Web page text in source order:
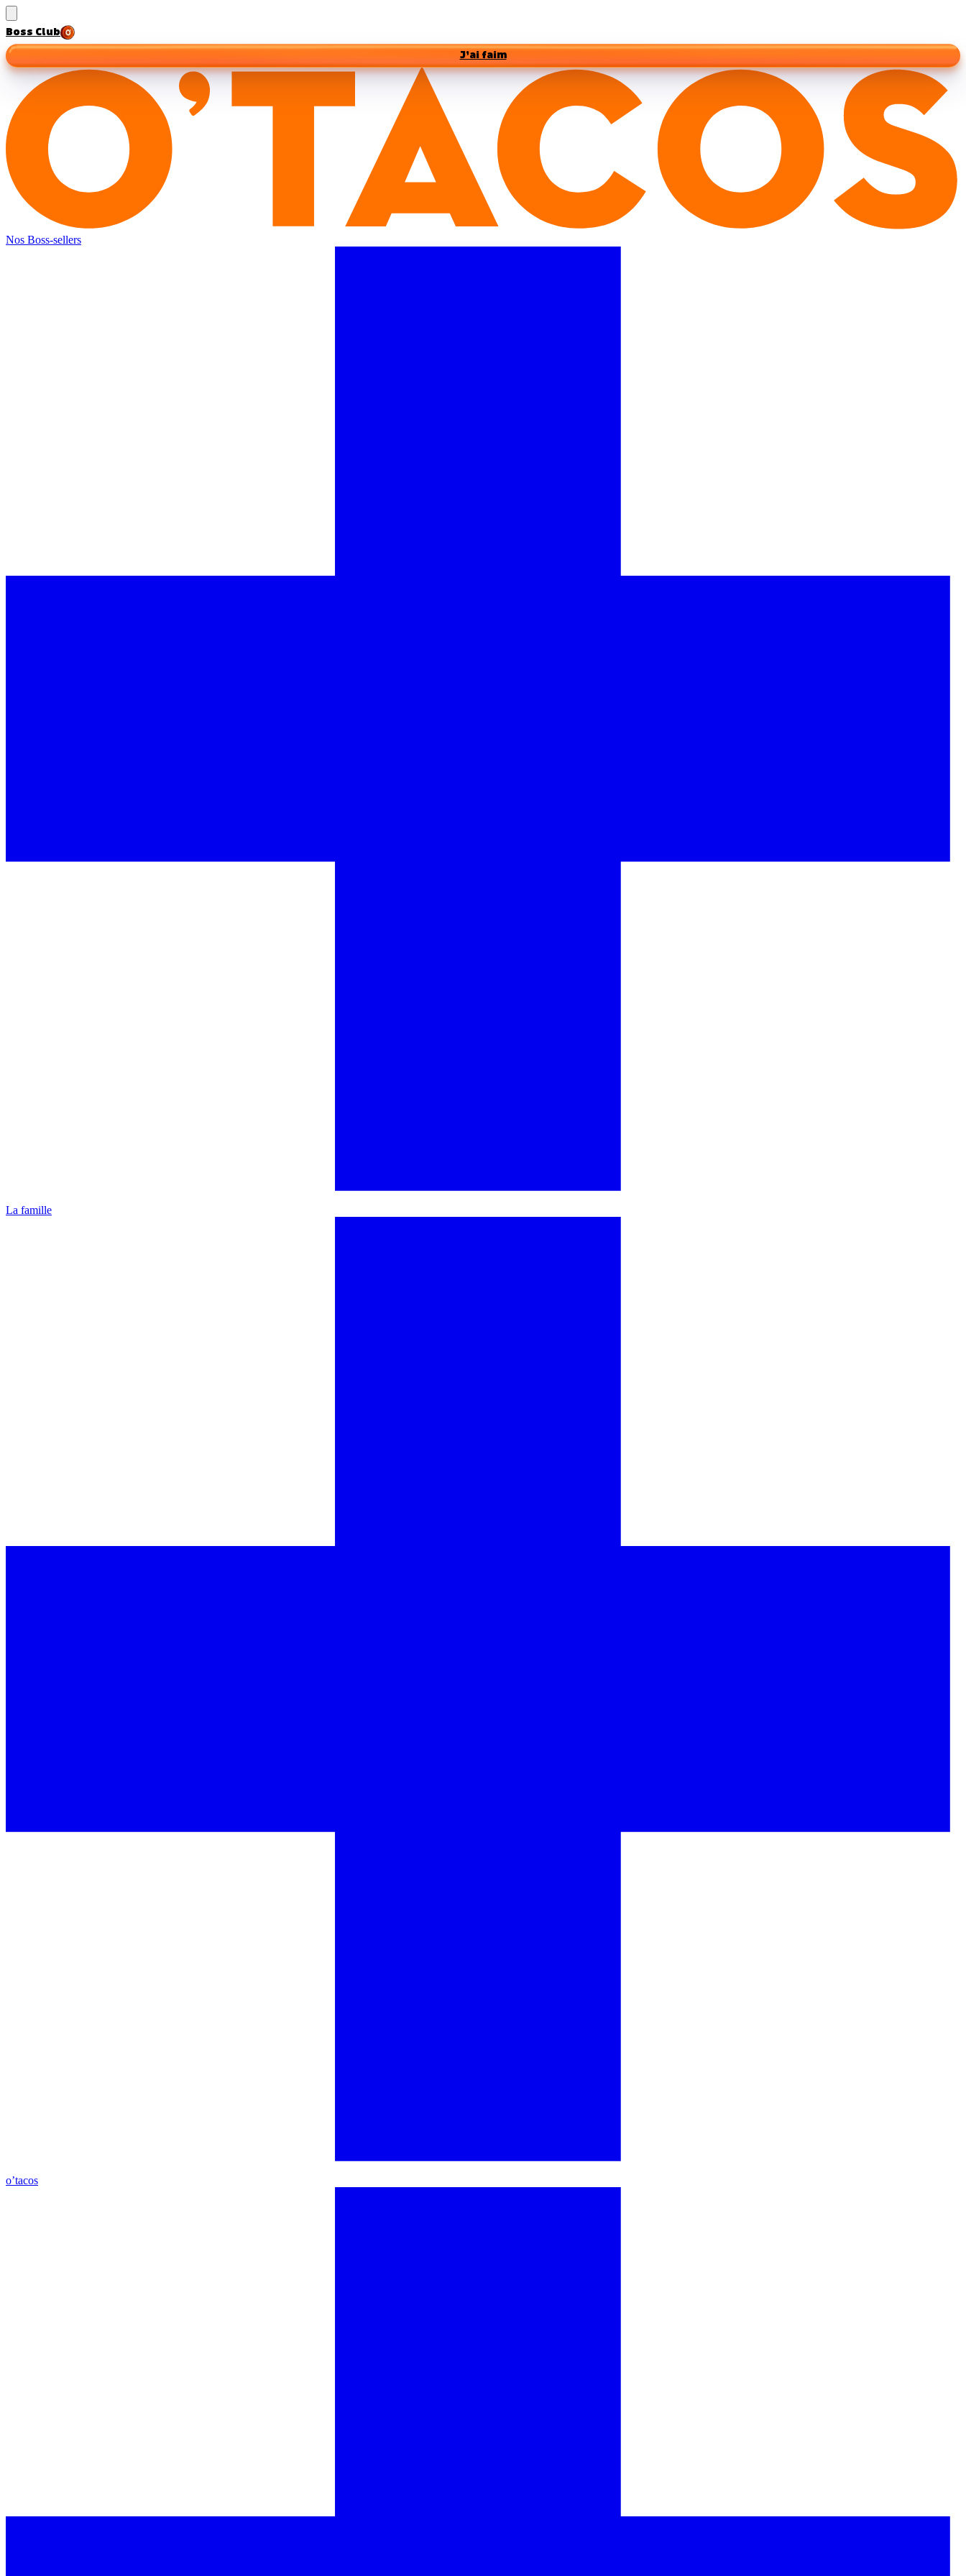
Boss Club
J’ai faim
Nos Boss-sellers
La famille
o’tacos